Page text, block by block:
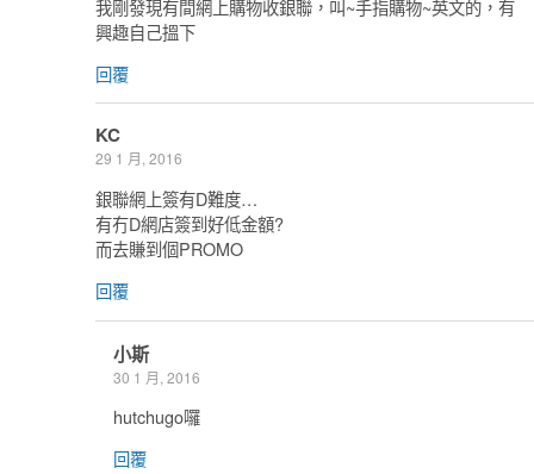
我剛發現有間網上購物收銀聯，叫~手指購物~英文的，有
興趣自己搵下
回覆
KC
29 1 月, 2016
銀聯網上簽有D難度…
有冇D網店簽到好低金額?
而去賺到個PROMO
回覆
小斯
30 1 月, 2016
hutchugo囉
回覆